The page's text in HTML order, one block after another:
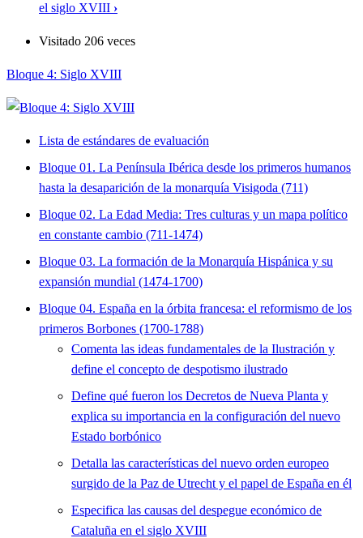
el siglo XVIII ›
Visitado 206 veces
Bloque 4: Siglo XVIII
Lista de estándares de evaluación
Bloque 01. La Península Ibérica desde los primeros humanos
hasta la desaparición de la monarquía Visigoda (711)
Bloque 02. La Edad Media: Tres culturas y un mapa político
en constante cambio (711-1474)
Bloque 03. La formación de la Monarquía Hispánica y su
expansión mundial (1474-1700)
Bloque 04. España en la órbita francesa: el reformismo de los
primeros Borbones (1700-1788)
Comenta las ideas fundamentales de la Ilustración y
define el concepto de despotismo ilustrado
Define qué fueron los Decretos de Nueva Planta y
explica su importancia en la configuración del nuevo
Estado borbónico
Detalla las características del nuevo orden europeo
surgido de la Paz de Utrecht y el papel de España en él
Especifica las causas del despegue económico de
Cataluña en el siglo XVIII